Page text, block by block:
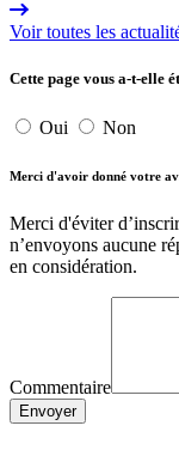
Voir toutes les
Cette page vous a-t-elle
Oui Non
Merci d'avoir donné votre
Merci d'éviter
n’envoyons aucune
en considération.
Commentaire
Envoyer